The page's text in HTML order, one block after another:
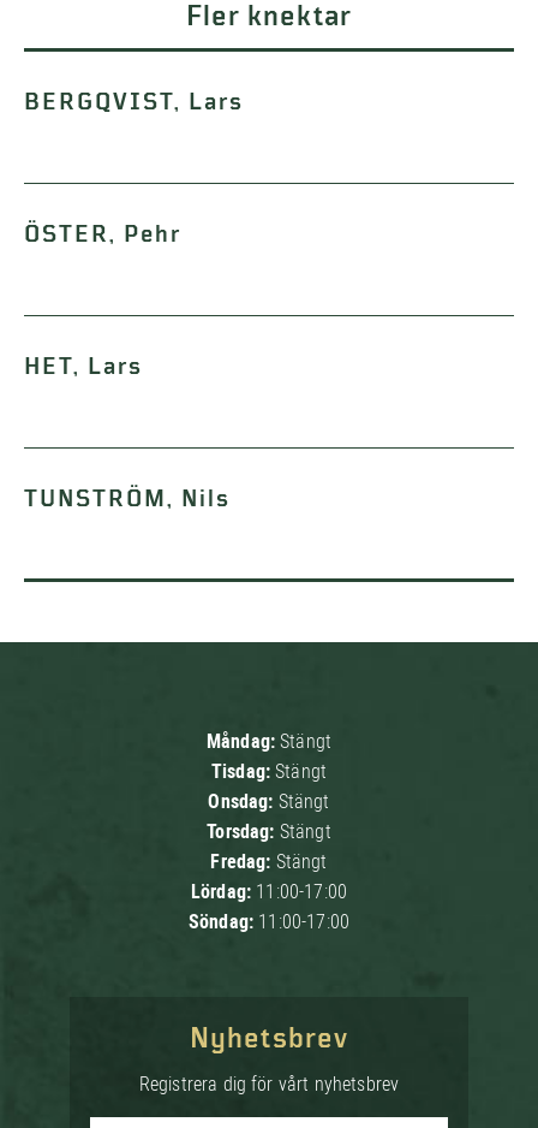
Fler knektar
BERGQVIST, Lars
ÖSTER, Pehr
HET, Lars
TUNSTRÖM, Nils
Måndag:Stängt
Tisdag:Stängt
Onsdag: Stängt
Torsdag: Stängt
Fredag: Stängt
Lördag: 11:00-17:00
Söndag: 11:00-17:00
Nyhetsbrev
Registrera dig för vårt nyhetsbrev